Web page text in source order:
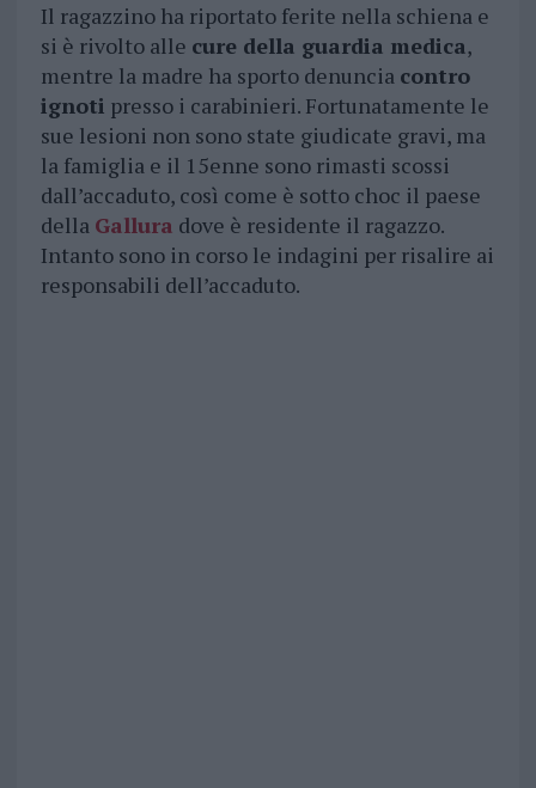
Il ragazzino ha riportato ferite nella schiena e
si è rivolto alle cure della guardia medica,
mentre la madre ha sporto denuncia contro
ignoti presso i carabinieri. Fortunatamente le
sue lesioni non sono state giudicate gravi, ma
la famiglia e il 15enne sono rimasti scossi
dall’accaduto, così come è sotto choc il paese
della Gallura dove è residente il ragazzo.
Intanto sono in corso le indagini per risalire ai
responsabili dell’accaduto.